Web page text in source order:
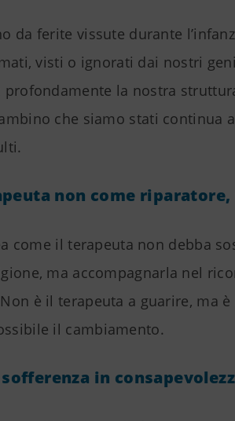
da ferite vissute durante
visti o ignorati dai nostri
la nostra
che siamo stati continua
non come riparatore,
come il terapeuta non debba
ma accompagnarla nel
è il terapeuta a guarire, ma è
il cambiamento.
in